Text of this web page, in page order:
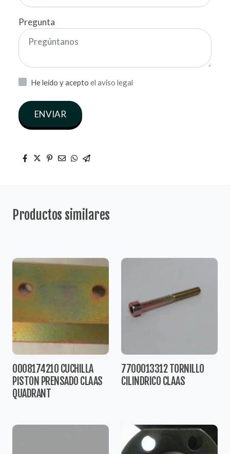
Pregunta
He leído y acepto el aviso legal
ENVIAR
Productos similares
0008174210 CUCHILLA
PISTON PRENSADO CLAAS
QUADRANT
7700013312 TORNILLO
CILINDRICO CLAAS